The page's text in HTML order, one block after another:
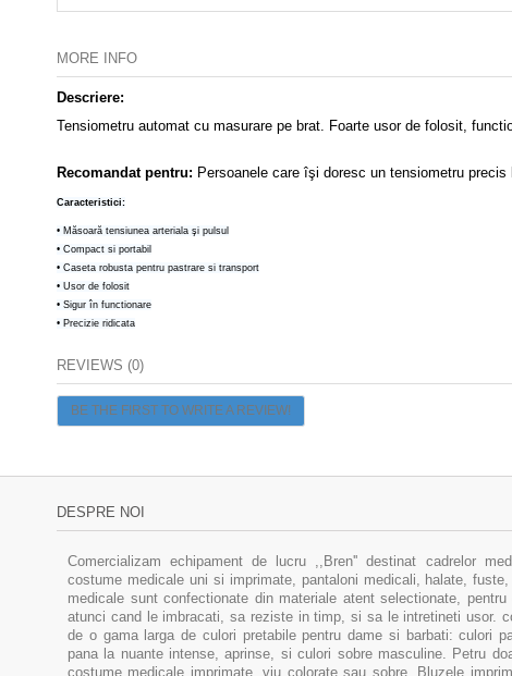
MORE INFO
Descriere:
Tensiometru automat cu masurare pe brat. Foarte usor de folosit,
Recomandat pentru: Persoanele care îşi doresc un tensiometru precis
Caracteristici:
• Măsoară tensiunea arteriala şi pulsul
• Compact si portabil
• Caseta robusta pentru pastrare si transport
• Usor de folosit
• Sigur în functionare
• Precizie ridicata
REVIEWS (0)
BE THE FIRST TO WRITE A REVIEW!
DESPRE NOI
Comercializam echipament de lucru ,,Bren'' destinat cadrelor
costume medicale uni si imprimate, pantaloni medicali, halate,
medicale sunt confectionate din materiale atent selectionate,
atunci cand le imbracati, sa reziste in timp, si sa le intretineti usor.
de o gama larga de culori pretabile pentru dame si barbati: culori
pana la nuante intense, aprinse, si culori sobre masculine. Petru
costume medicale imprimate, viu colorate sau sobre. Bluzele